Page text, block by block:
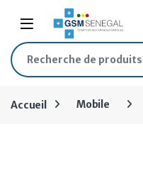
Skip to navigation
Skip to content
Open
Recherche pour :
Accueil Mobile